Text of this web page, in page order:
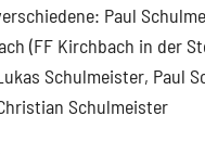
Paul
(FF Kirchbach in der
Schulmeister, Paul
Schulmeister